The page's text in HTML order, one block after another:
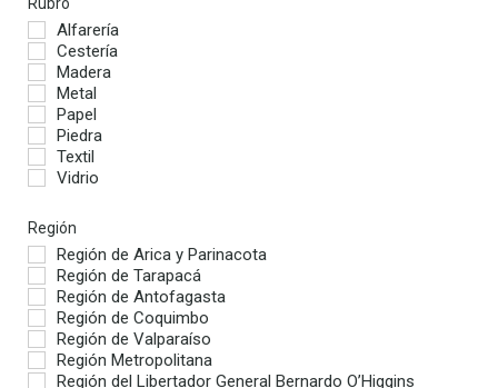
Alfarería
Cestería
Madera
Metal
Papel
Piedra
Textil
Vidrio
Región
Región de Arica y Parinacota
Región de Tarapacá
Región de Antofagasta
Región de Coquimbo
Región de Valparaíso
Región Metropolitana
Región del Libertador General Bernardo O’Higgins